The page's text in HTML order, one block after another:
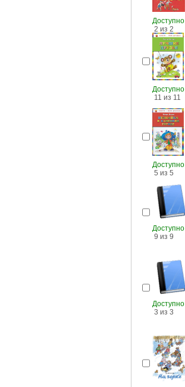
Доступно
2 из 2
Доступно
11 из 11
Доступно
5 из 5
Доступно
9 из 9
Доступно
3 из 3